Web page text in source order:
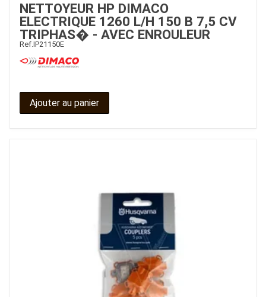
NETTOYEUR HP DIMACO
ELECTRIQUE 1260 L/H 150 B 7,5 CV
TRIPHAS� - AVEC ENROULEUR
Ref.IP21150E
Ajouter au panier